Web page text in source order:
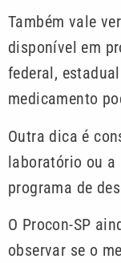
Também vale
disponível em
federal,
medicamento
Outra dica é
laboratório ou a
programa de
O Procon-SP
observar se o